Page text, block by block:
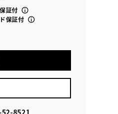
証付
保証付